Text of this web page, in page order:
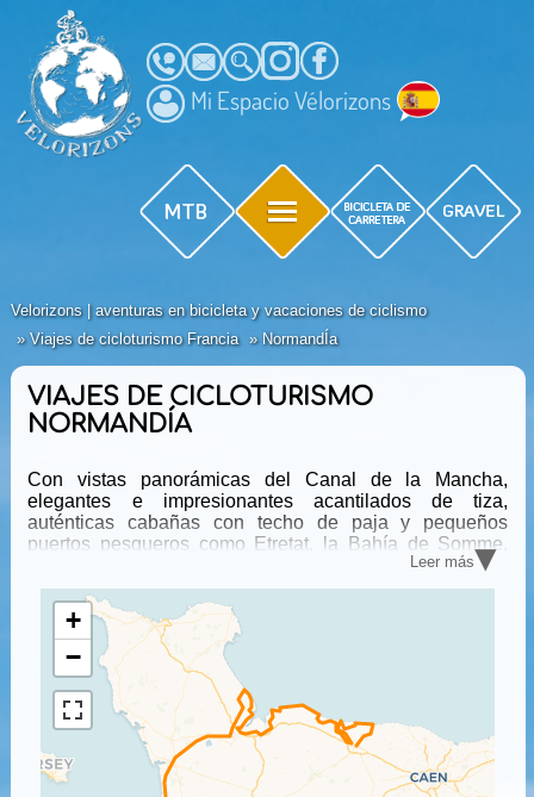
Mi Espacio Vélorizons
Velorizons | aventuras en bicicleta y vacaciones de ciclismo
Viajes de cicloturismo Francia
NormandÍa
VIAJES DE CICLOTURISMO
NORMANDÍA
Con vistas panorámicas del Canal de la Mancha,
elegantes e impresionantes acantilados de tiza,
auténticas cabañas con techo de paja y pequeños
puertos pesqueros como Etretat, la Bahía de Somme,
Fécamp y Veules les Roses. Nuestras excursiones de
cicloturrismo ofrecen todo el encanto de Normandía en
bicicleta.
Leer más▾
+
−